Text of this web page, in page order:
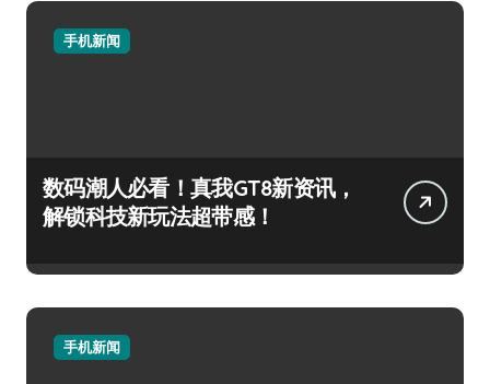
手机新闻
数码潮人必看！真我GT8新资讯，
解锁科技新玩法超带感！
手机新闻